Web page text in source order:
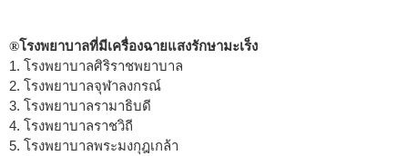
®โรงพยาบาลที่มีเครื่องฉายแสงรักษามะเร็ง
1. โรงพยาบาลศิริราชพยาบาล
2. โรงพยาบาลจุฬาลงกรณ์
3. โรงพยาบาลรามาธิบดี
4. โรงพยาบาลราชวิถี
5. โรงพยาบาลพระมงกุฎเกล้า